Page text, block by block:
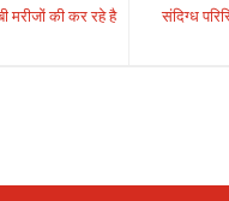
संदिग्ध
मरीजों की कर रहे है